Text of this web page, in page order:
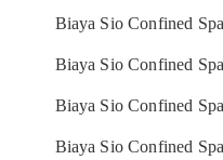
Biaya Sio Confined
Biaya Sio Confined
Biaya Sio Confined
Biaya Sio Confined